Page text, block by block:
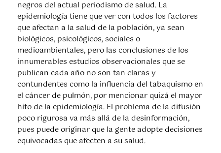
negros del actual periodismo de salud. La
epidemiología tiene que ver con todos los factores
que afectan a la salud de la población, ya sean
biológicos, psicológicos, sociales o
medioambientales, pero las conclusiones de los
innumerables estudios observacionales que se
publican cada año no son tan claras y
contundentes como la influencia del tabaquismo en
el cáncer de pulmón, por mencionar quizá el mayor
hito de la epidemiología. El problema de la difusión
poco rigurosa va más allá de la desinformación,
pues puede originar que la gente adopte decisiones
equivocadas que afecten a su salud.